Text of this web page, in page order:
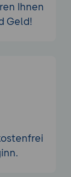
Ihnen
Geld!